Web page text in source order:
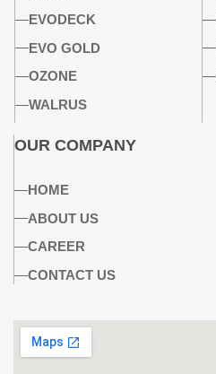
EVODECK
EVO GOLD
OZONE
WALRUS
OUR COMPANY
HOME
ABOUT US
CAREER
CONTACT US